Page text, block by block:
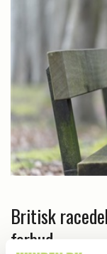
Britisk
forbud